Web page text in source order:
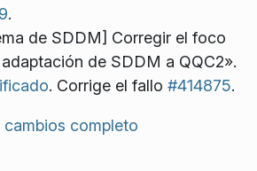
.
de SDDM] Corregir el foco
de SDDM a QQC2».
. Corrige el fallo #414875.
completo